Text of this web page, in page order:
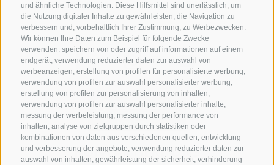
und ähnliche Technologien. Diese Hilfsmittel sind unerlässlich, um
die Nutzung digitaler Inhalte zu gewährleisten, die Navigation zu
verbessern und, vorbehaltlich Ihrer Zustimmung, zu Werbezwecken.
Wir können Ihre Daten zum Beispiel für folgende Zwecke
verwenden: speichern von oder zugriff auf informationen auf einem
endgerät, verwendung reduzierter daten zur auswahl von
werbeanzeigen, erstellung von profilen für personalisierte werbung,
verwendung von profilen zur auswahl personalisierter werbung,
erstellung von profilen zur personalisierung von inhalten,
verwendung von profilen zur auswahl personalisierter inhalte,
messung der werbeleistung, messung der performance von
inhalten, analyse von zielgruppen durch statistiken oder
kombinationen von daten aus verschiedenen quellen, entwicklung
und verbesserung der angebote, verwendung reduzierter daten zur
auswahl von inhalten, gewährleistung der sicherheit, verhinderung
KONTAKTIERE UNS